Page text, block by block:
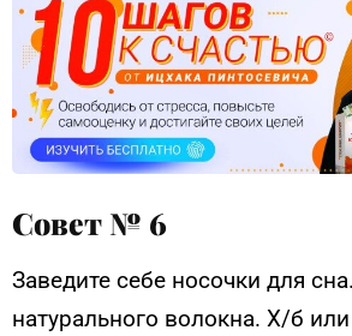
Совет № 6
Заведите себе носочки для
натурального волокна. Х/б